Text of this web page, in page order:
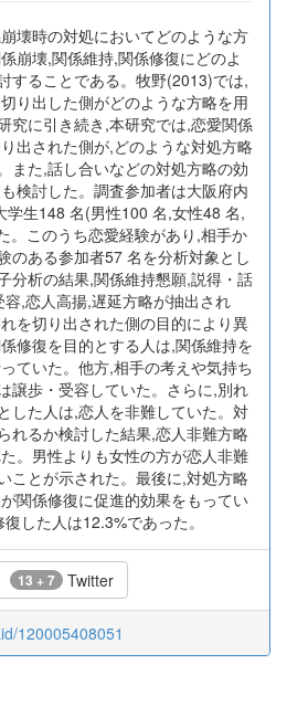
壊時の対処においてどのような方
崩壊,関係維持,関係修復にどのよ
することである。牧野(2013)では,
り出した側がどのような方略を用
究に引き続き,本研究では,恋愛関係
出された側が,どのような対処方略
また,話し合いなどの対処方略の効
検討した。調査参加者は大阪府内
学生148 名(男性100 名,女性48 名,
。このうち恋愛経験があり,相手か
のある参加者57 名を分析対象とし
分析の結果,関係維持懇願,説得・話
,恋人高揚,遅延方略が抽出され
を切り出された側の目的により異
修復を目的とする人は,関係維持を
ていた。他方,相手の考えや気持ち
譲歩・受容していた。さらに,別れ
した人は,恋人を非難していた。対
れるか検討した結果,恋人非難方略
。男性よりも女性の方が恋人非難
ことが示された。最後に,対処方略
関係修復に促進的効果をもってい
した人は12.3%であった。
13 + 7 Twitter
120005408051